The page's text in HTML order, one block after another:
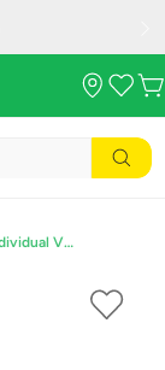
Play-Doh Lata Individual Verde